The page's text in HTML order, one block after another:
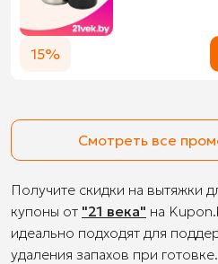
15%
Смотреть все
Получите скидки на вытяжки
купоны от "21 века" на
идеально подходят для
удаления запахов при